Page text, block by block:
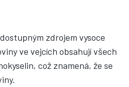
zdrojem vysoce
ve vejcích obsahují všech
což znamená, že se